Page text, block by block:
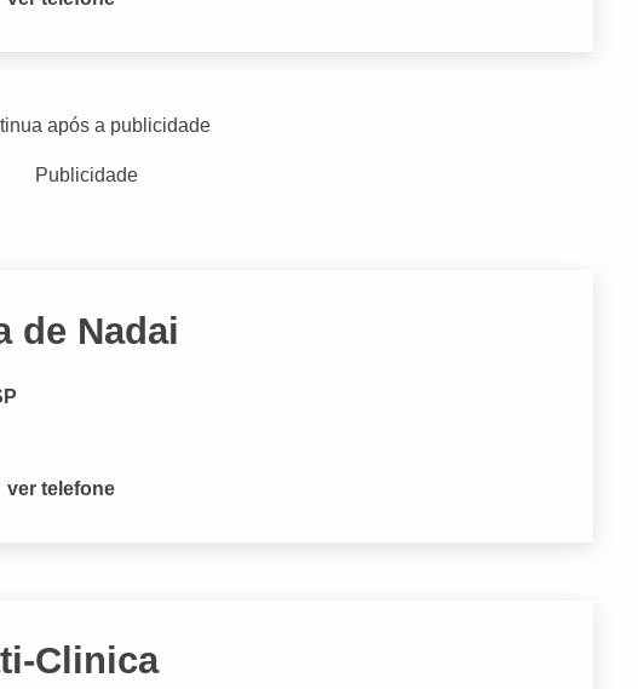
após a publicidade
Publicidade
de Nadai
ver telefone
Clinica